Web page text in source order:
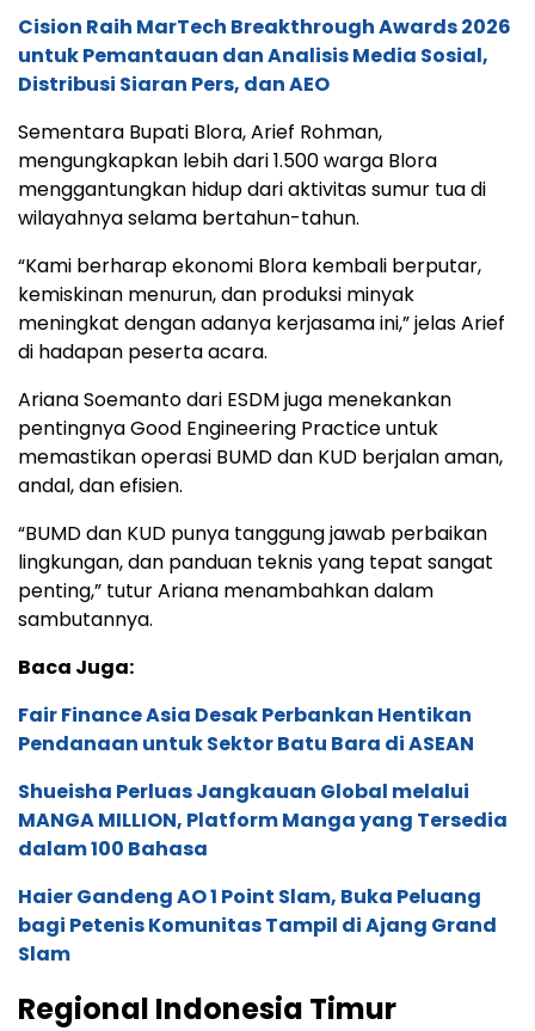
Cision Raih MarTech Breakthrough Awards 2026
untuk Pemantauan dan Analisis Media Sosial,
Distribusi Siaran Pers, dan AEO
Sementara Bupati Blora, Arief Rohman,
mengungkapkan lebih dari 1.500 warga Blora
menggantungkan hidup dari aktivitas sumur tua di
wilayahnya selama bertahun-tahun.
“Kami berharap ekonomi Blora kembali berputar,
kemiskinan menurun, dan produksi minyak
meningkat dengan adanya kerjasama ini,” jelas Arief
di hadapan peserta acara.
Ariana Soemanto dari ESDM juga menekankan
pentingnya Good Engineering Practice untuk
memastikan operasi BUMD dan KUD berjalan aman,
andal, dan efisien.
“BUMD dan KUD punya tanggung jawab perbaikan
lingkungan, dan panduan teknis yang tepat sangat
penting,” tutur Ariana menambahkan dalam
sambutannya.
Baca Juga:
Fair Finance Asia Desak Perbankan Hentikan
Pendanaan untuk Sektor Batu Bara di ASEAN
Shueisha Perluas Jangkauan Global melalui
MANGA MILLION, Platform Manga yang Tersedia
dalam 100 Bahasa
Haier Gandeng AO 1 Point Slam, Buka Peluang
bagi Petenis Komunitas Tampil di Ajang Grand
Slam
Regional Indonesia Timur